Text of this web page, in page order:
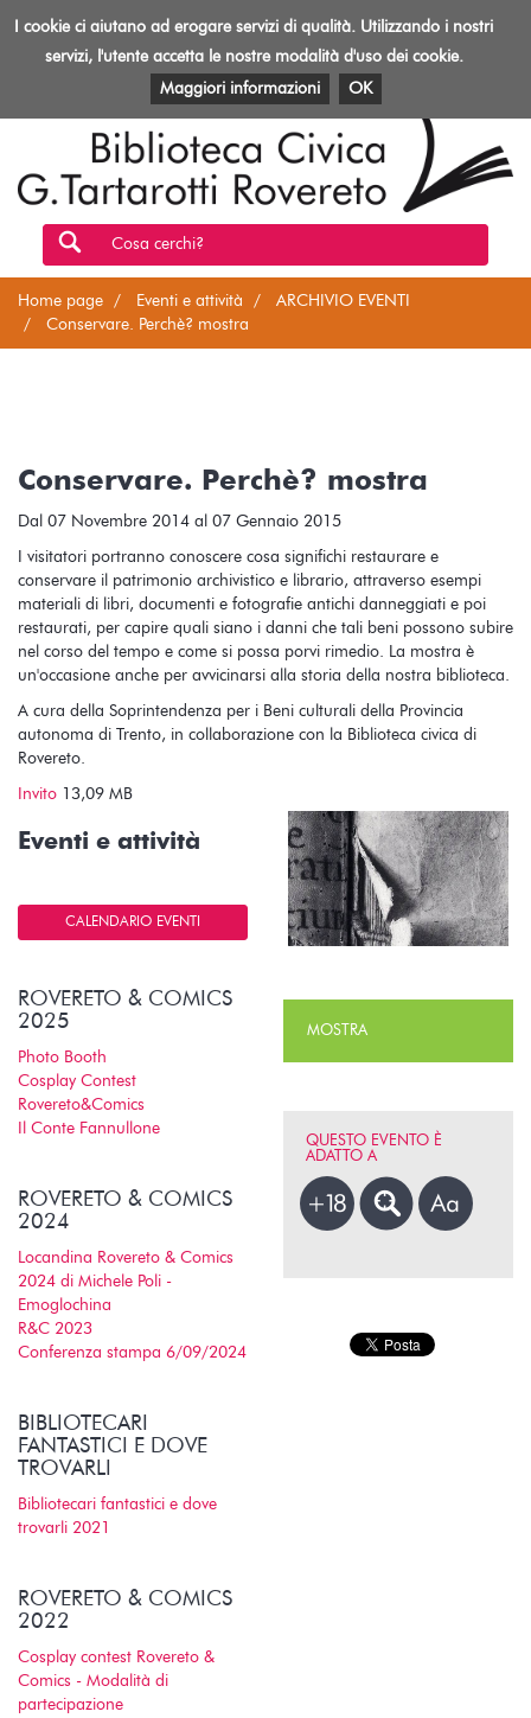
Toggle
Biblioteca
Rovereto
EVENTI E ATTIVITÀ PATRIMONIO E RISORSE
Cosa cerchi?
Home page Eventi e attività
ARCHIVIO EVENTI
Conservare. Perchè? mostra
Conservare. Perchè? mostra
Dal 07 Novembre 2014 al 07 Gennaio 2015
I visitatori portranno conoscere cosa significhi restaurare e
conservare il patrimonio archivistico e librario, attraverso esempi
materiali di libri, documenti e fotografie antichi danneggiati e poi
restaurati, per capire quali siano i danni che tali beni possono subire
nel corso del tempo e come si possa porvi rimedio. La mostra è
un'occasione anche per avvicinarsi alla storia della nostra biblioteca.
A cura della Soprintendenza per i Beni culturali della Provincia
autonoma di Trento, in collaborazione con la Biblioteca civica di
Rovereto.
Invito 13,09 MB
Eventi e attività
CALENDARIO EVENTI
ROVERETO & COMICS
2025
Photo Booth
Cosplay Contest
Rovereto&Comics
Il Conte Fannullone
ROVERETO & COMICS
2024
Locandina Rovereto & Comics
2024 di Michele Poli -
Emoglochina
R&C 2023
Conferenza stampa 6/09/2024
BIBLIOTECARI
FANTASTICI E DOVE
TROVARLI
Bibliotecari fantastici e dove
trovarli 2021
ROVERETO & COMICS
2022
Cosplay contest Rovereto &
Comics - Modalità di
partecipazione
MOSTRA
QUESTO EVENTO È
ADATTO A
I cookie ci aiutano ad erogare servizi di qualità. Utilizzando i nostri
servizi, l'utente accetta le nostre modalità d'uso dei cookie.
Maggiori informazioni
OK